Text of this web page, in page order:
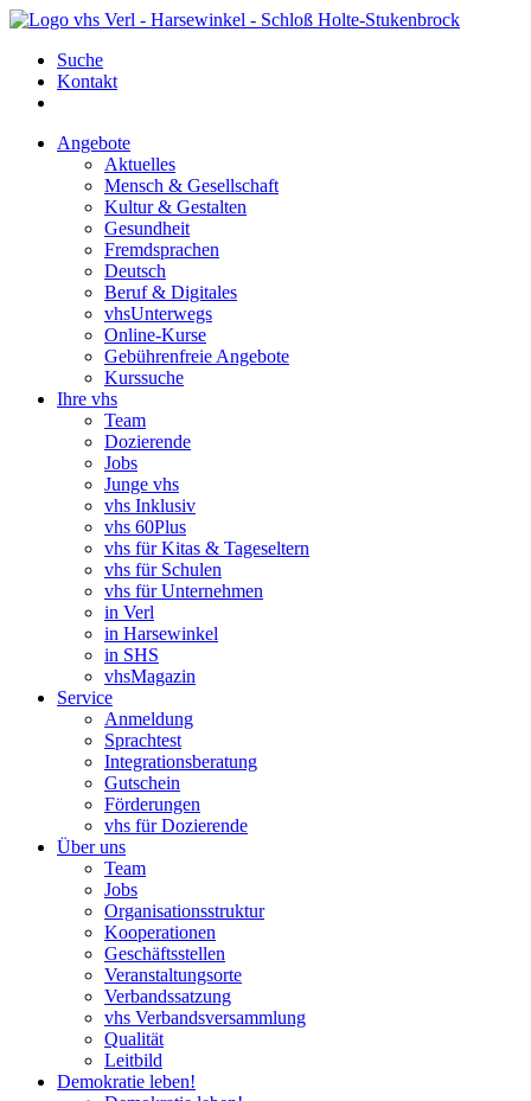
Suche
Kontakt
Angebote
Aktuelles
Mensch & Gesellschaft
Kultur & Gestalten
Gesundheit
Fremdsprachen
Deutsch
Beruf & Digitales
vhsUnterwegs
Online-Kurse
Gebührenfreie Angebote
Kurssuche
Ihre vhs
Team
Dozierende
Jobs
Junge vhs
vhs Inklusiv
vhs 60Plus
vhs für Kitas & Tageseltern
vhs für Schulen
vhs für Unternehmen
in Verl
in Harsewinkel
in SHS
vhsMagazin
Service
Anmeldung
Sprachtest
Integrationsberatung
Gutschein
Förderungen
vhs für Dozierende
Über uns
Team
Jobs
Organisationsstruktur
Kooperationen
Geschäftsstellen
Veranstaltungsorte
Verbandssatzung
vhs Verbandsversammlung
Qualität
Leitbild
Demokratie leben!